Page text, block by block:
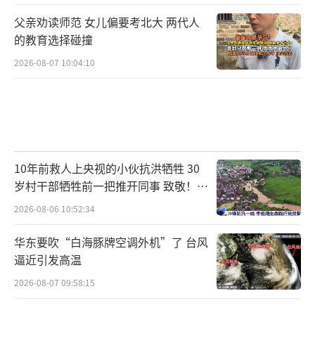
父亲劝读师范 女儿偏要考北大 两代人
的教育选择碰撞
2026-08-07 10:04:10
10年前救人上央视的小伙抗洪牺牲 30
岁村干部牺牲前一把推开同事 致敬！送
别！
2026-08-06 10:52:34
华东要吹“白海豚牌空调外机”了 台风
逼近引发高温
2026-08-07 09:58:15